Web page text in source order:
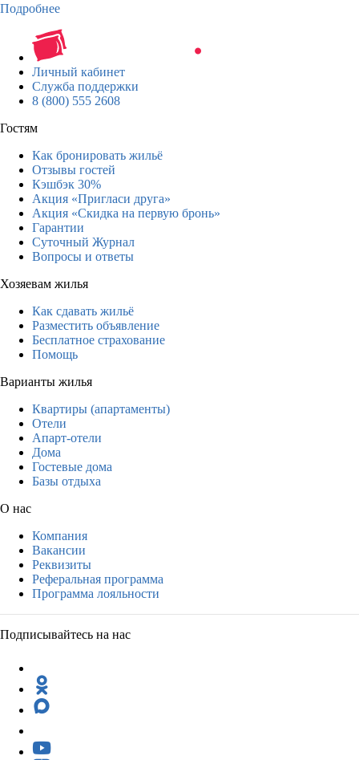
Подробнее
Личный кабинет
Служба поддержки
8 (800) 555 2608
Гостям
Как бронировать жильё
Отзывы гостей
Кэшбэк 30%
Акция «Пригласи друга»
Акция «Скидка на первую бронь»
Гарантии
Суточный Журнал
Вопросы и ответы
Хозяевам жилья
Как сдавать жильё
Разместить объявление
Бесплатное страхование
Помощь
Варианты жилья
Квартиры (апартаменты)
Отели
Апарт-отели
Дома
Гостевые дома
Базы отдыха
О нас
Компания
Вакансии
Реквизиты
Реферальная программа
Программа лояльности
Подписывайтесь на нас